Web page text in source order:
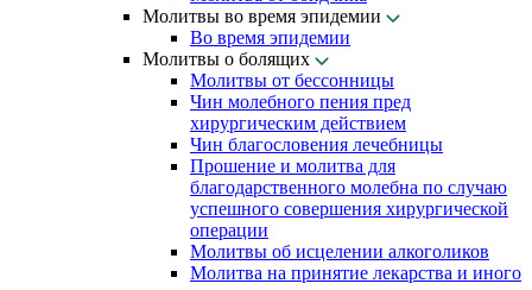
Молитвы во время эпидемии
Во время эпидемии
Молитвы о болящих
Молитвы от бессонницы
Чин молебного пения пред
хирургическим действием
Чин благословения лечебницы
Прошение и молитва для
благодарственного молебна по случаю
успешного совершения хирургической
операции
Молитвы об исцелении алкоголиков
Молитва на принятие лекарства и иного